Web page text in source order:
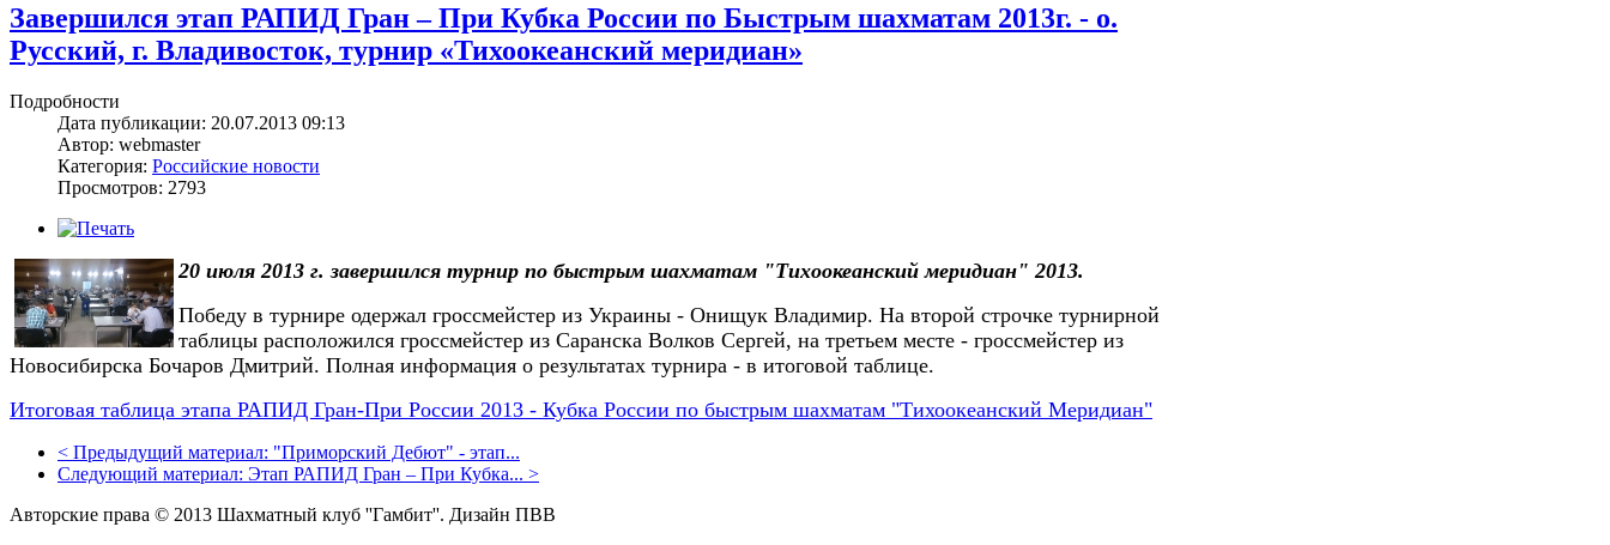
Завершился этап РАПИД Гран – При Кубка России по Быстрым шахматам 2013г. - о.
Русский, г. Владивосток, турнир «Тихоокеанский меридиан»
Подробности
Дата публикации: 20.07.2013 09:13
Автор: webmaster
Категория: Российские новости
Просмотров: 2793
20 июля 2013 г. завершился турнир по быстрым шахматам "Тихоокеанский меридиан" 2013.
Победу в турнире одержал гроссмейстер из Украины - Онищук Владимир. На второй строчке турнирной
таблицы расположился гроссмейстер из Саранска Волков Сергей, на третьем месте - гроссмейстер из
Новосибирска Бочаров Дмитрий. Полная информация о результатах турнира - в итоговой таблице.
Итоговая таблица этапа РАПИД Гран-При России 2013 - Кубка России по быстрым шахматам "Тихоокеанский Меридиан"
< Предыдущий материал: "Приморский Дебют" - этап...
Следующий материал: Этап РАПИД Гран – При Кубка... >
Авторские права © 2013 Шахматный клуб ''Гамбит''. Дизайн ПВВ